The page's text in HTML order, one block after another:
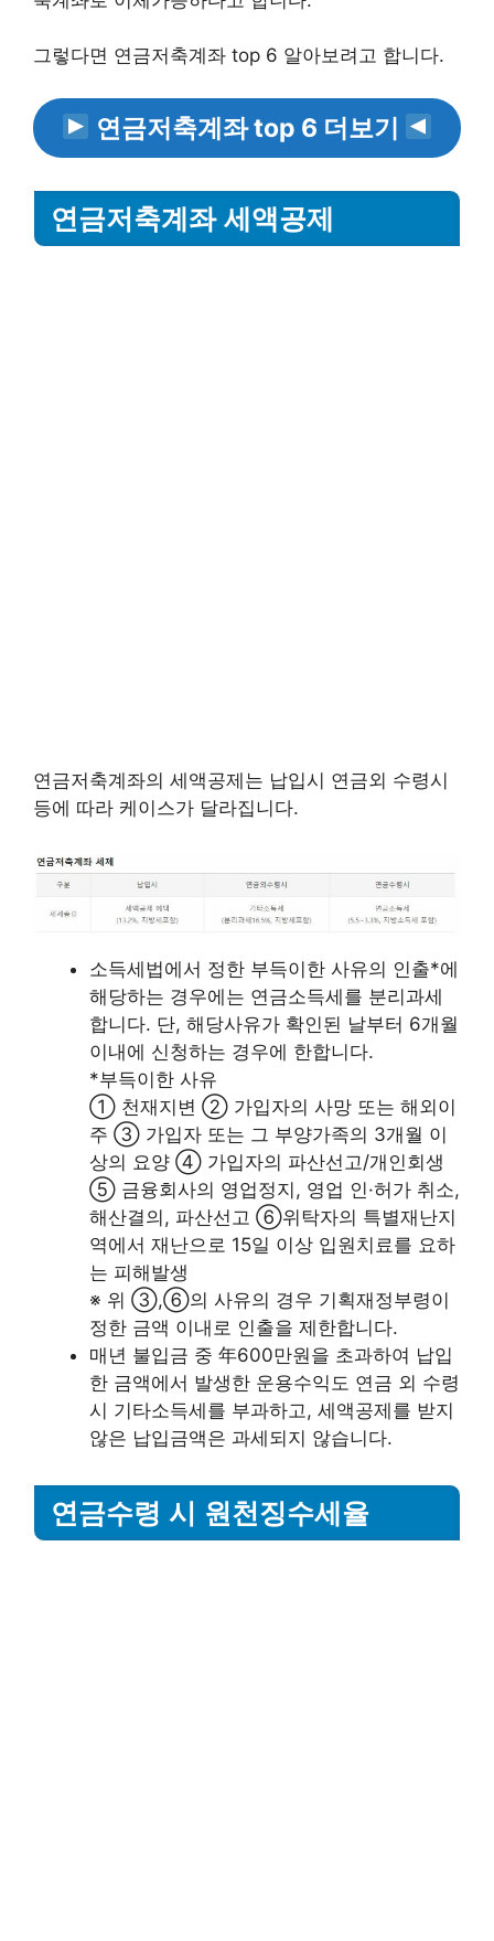
그렇다면 연금저축계좌 top 6 알아보려고 합니다.
연금저축계좌 top 6 더보기
연금저축계좌 세액공제
연금저축계좌의 세액공제는 납입시 연금외 수령시
등에 따라 케이스가 달라집니다.
소득세법에서 정한 부득이한 사유의 인출*에
해당하는 경우에는 연금소득세를 분리과세
합니다. 단, 해당사유가 확인된 날부터 6개월
이내에 신청하는 경우에 한합니다.
*부득이한 사유
① 천재지변 ② 가입자의 사망 또는 해외이
주 ③ 가입자 또는 그 부양가족의 3개월 이
상의 요양 ④ 가입자의 파산선고/개인회생
⑤ 금융회사의 영업정지, 영업 인·허가 취소,
해산결의, 파산선고 ⑥위탁자의 특별재난지
역에서 재난으로 15일 이상 입원치료를 요하
는 피해발생
※ 위 ③,⑥의 사유의 경우 기획재정부령이
정한 금액 이내로 인출을 제한합니다.
매년 불입금 중 年600만원을 초과하여 납입
한 금액에서 발생한 운용수익도 연금 외 수령
시 기타소득세를 부과하고, 세액공제를 받지
않은 납입금액은 과세되지 않습니다.
연금수령 시 원천징수세율